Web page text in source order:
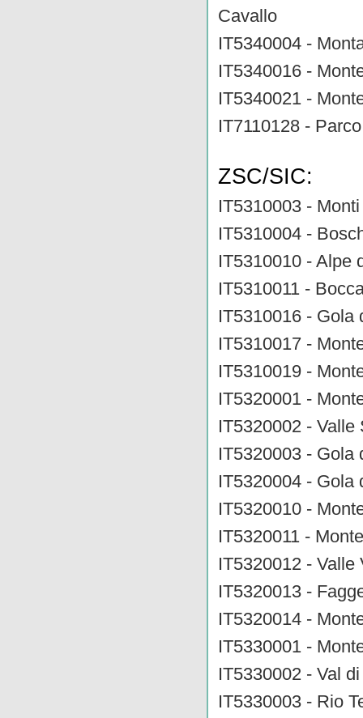
Cavallo
IT5340004 -
IT5340016 -
IT5340021 -
IT7110128 -
ZSC/SIC:
IT5310003 -
IT5310004 -
IT5310010 - Alpe
IT5310011 -
IT5310016 - Gola
IT5310017 -
IT5310019 -
IT5320001 -
IT5320002 - Valle
IT5320003 - Gola
IT5320004 - Gola
IT5320010 -
IT5320011 -
IT5320012 -
IT5320013 -
IT5320014 -
IT5330001 -
IT5330002 - Val
IT5330003 - Rio